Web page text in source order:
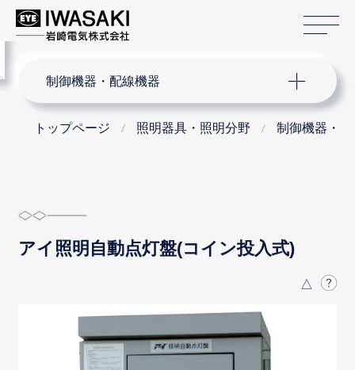
制御機器・配線機器
トップページ 照明器具・照明分野 制御機器・
アイ照明自動点灯盤(コイン投入式)
△
menu